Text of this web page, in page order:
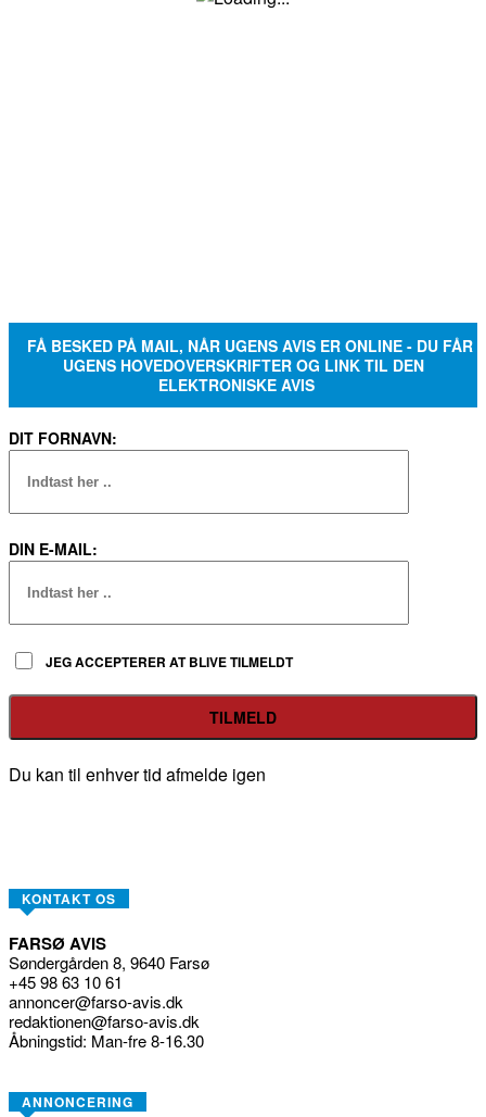
FÅ BESKED PÅ MAIL, NÅR UGENS AVIS ER ONLINE - DU FÅR
UGENS HOVEDOVERSKRIFTER OG LINK TIL DEN
ELEKTRONISKE AVIS
DIT FORNAVN:
DIN E-MAIL:
JEG ACCEPTERER AT BLIVE TILMELDT
Du kan til enhver tid afmelde igen
KONTAKT OS
FARSØ AVIS
Søndergården 8, 9640 Farsø
+45 98 63 10 61
annoncer@farso-avis.dk
redaktionen@farso-avis.dk
Åbningstid: Man-fre 8-16.30
ANNONCERING